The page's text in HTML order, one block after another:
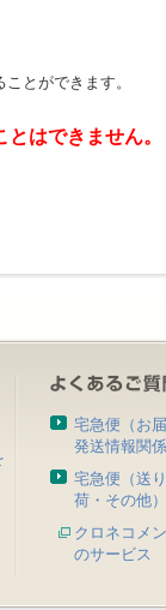
とができます。
はできません。
宅急便（お
発送情報関係
宅急便（送
荷・その他）
クロネコメ
のサービス